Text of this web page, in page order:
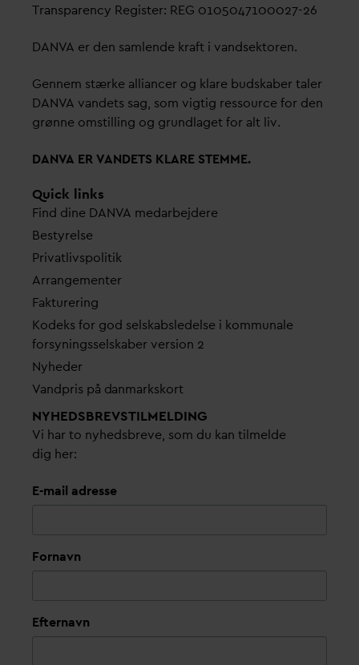
Transparency Register: REG 0105047100027-26
DANVA er den samlende kraft i vandsektoren.
Gennem stærke alliancer og klare budskaber taler
DANVA vandets sag, som vigtig ressource for den
grønne omstilling og grundlaget for alt liv.
DANVA ERVANDETS KLARE STEMME.
Quick links
Find dine DANVA medarbejdere
Bestyrelse
Privatlivspolitik
Arrangementer
Fakturering
Kodeks for god selskabsledelse i kommunale
forsyningsselskaber version 2
Nyheder
Vandpris på danmarkskort
NYHEDSBREVS­TILMELDING
Vi har to nyhedsbreve, som du kan tilmelde
dig her:
E-mail adresse
Fornavn
Efternavn